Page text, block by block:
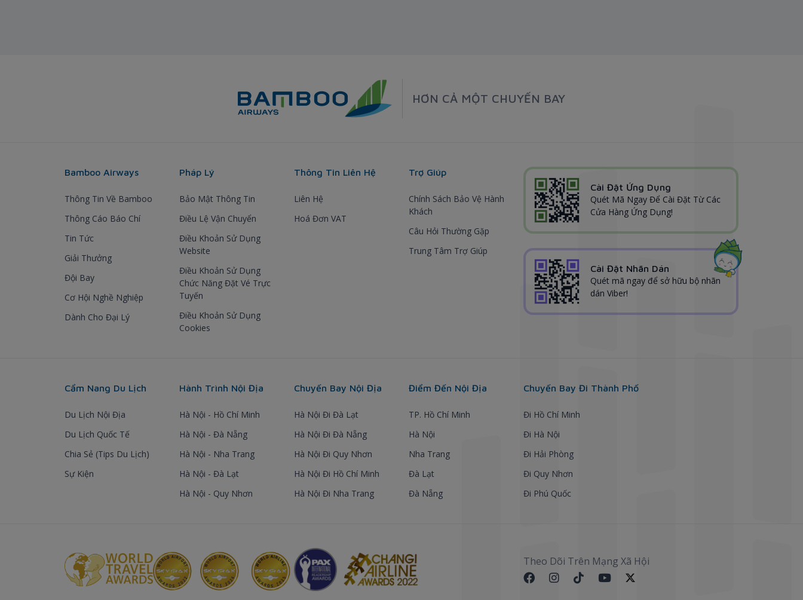
HƠN CẢ MỘT CHUYẾN BAY
Bamboo Airways
Thông Tin Về Bamboo
Thông Cáo Báo Chí
Tin Tức
Giải Thưởng
Đội Bay
Cơ Hội Nghề Nghiệp
Dành Cho Đại Lý
Pháp Lý
Bảo Mật Thông Tin
Điều Lệ Vận Chuyển
Điều Khoản Sử Dụng
Website
Điều Khoản Sử Dụng
Chức Năng Đặt Vé Trực
Tuyến
Điều Khoản Sử Dụng
Cookies
Thông Tin Liên Hệ
Liên Hệ
Hoá Đơn VAT
Trợ Giúp
Chính Sách Bảo Vệ Hành
Khách
Câu Hỏi Thường Gặp
Trung Tâm Trợ Giúp
Cài Đặt Ứng Dụng
Quét Mã Ngay Để Cài Đặt Từ Các
Cửa Hàng Ứng Dụng!
Cài Đặt Nhãn Dán
Quét mã ngay để sở hữu bộ nhãn
dán Viber!
Cẩm Nang Du Lịch
Du Lịch Nội Địa
Du Lịch Quốc Tế
Chia Sẻ (Tips Du Lịch)
Sự Kiện
Hành Trình Nội Địa
Hà Nội - Hồ Chí Minh
Hà Nội - Đà Nẵng
Hà Nội - Nha Trang
Hà Nội - Đà Lạt
Hà Nội - Quy Nhơn
Chuyến Bay Nội Địa
Hà Nội Đi Đà Lạt
Hà Nội Đi Đà Nẵng
Hà Nội Đi Quy Nhơn
Hà Nội Đi Hồ Chí Minh
Hà Nội Đi Nha Trang
Điểm Đến Nội Địa
TP. Hồ Chí Minh
Hà Nội
Nha Trang
Đà Lạt
Đà Nẵng
Chuyến Bay Đi Thành Phố
Đi Hồ Chí Minh
Đi Hà Nội
Đi Hải Phòng
Đi Quy Nhơn
Đi Phú Quốc
Theo Dõi Trên Mạng Xã Hội